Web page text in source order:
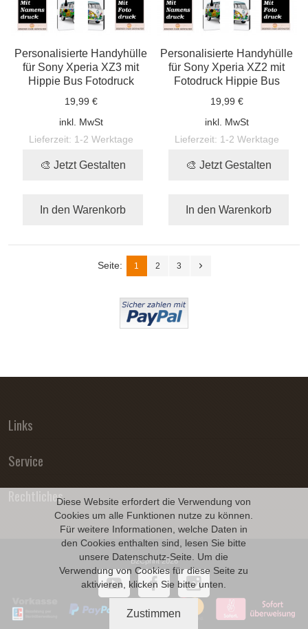
Diese Website erfordert die Verwendung von
Cookies um alle Funktionen nutze zu können.
Für weitere Informationen, welche Daten in
den Cookies enthalten sind, lesen Sie bitte
unsere Datenschutz-Seite. Um die
Verwendung von Cookies für diese Seite zu
aktivieren, klicken Sie bitte unten.
Zustimmen
Personalisierte Handyhülle
für Sony Xperia XZ3 mit
Hippie Bus Fotodruck
19,99 €
inkl. MwSt
Lieferzeit: 1-2 Werktage
🎨 Jetzt Gestalten
In den Warenkorb
Personalisierte Handyhülle
für Sony Xperia XZ2 mit
Fotodruck Hippie Bus
19,99 €
inkl. MwSt
Lieferzeit: 1-2 Werktage
🎨 Jetzt Gestalten
In den Warenkorb
Seite: 1 2 3
Links
Service
Rechtliches
B2Cprint 2026